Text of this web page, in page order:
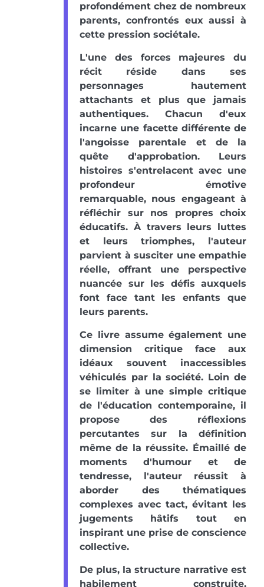
profondément chez de nombreux
parents, confrontés eux aussi à
cette pression sociétale.
L'une des forces majeures du
récit réside dans ses
personnages hautement
attachants et plus que jamais
authentiques. Chacun d'eux
incarne une facette différente de
l'angoisse parentale et de la
quête d'approbation. Leurs
histoires s'entrelacent avec une
profondeur émotive
remarquable, nous engageant à
réfléchir sur nos propres choix
éducatifs. À travers leurs luttes
et leurs triomphes, l'auteur
parvient à susciter une empathie
réelle, offrant une perspective
nuancée sur les défis auxquels
font face tant les enfants que
leurs parents.
Ce livre assume également une
dimension critique face aux
idéaux souvent inaccessibles
véhiculés par la société. Loin de
se limiter à une simple critique
de l'éducation contemporaine, il
propose des réflexions
percutantes sur la définition
même de la réussite. Émaillé de
moments d'humour et de
tendresse, l'auteur réussit à
aborder des thématiques
complexes avec tact, évitant les
jugements hâtifs tout en
inspirant une prise de conscience
collective.
De plus, la structure narrative est
habilement construite,